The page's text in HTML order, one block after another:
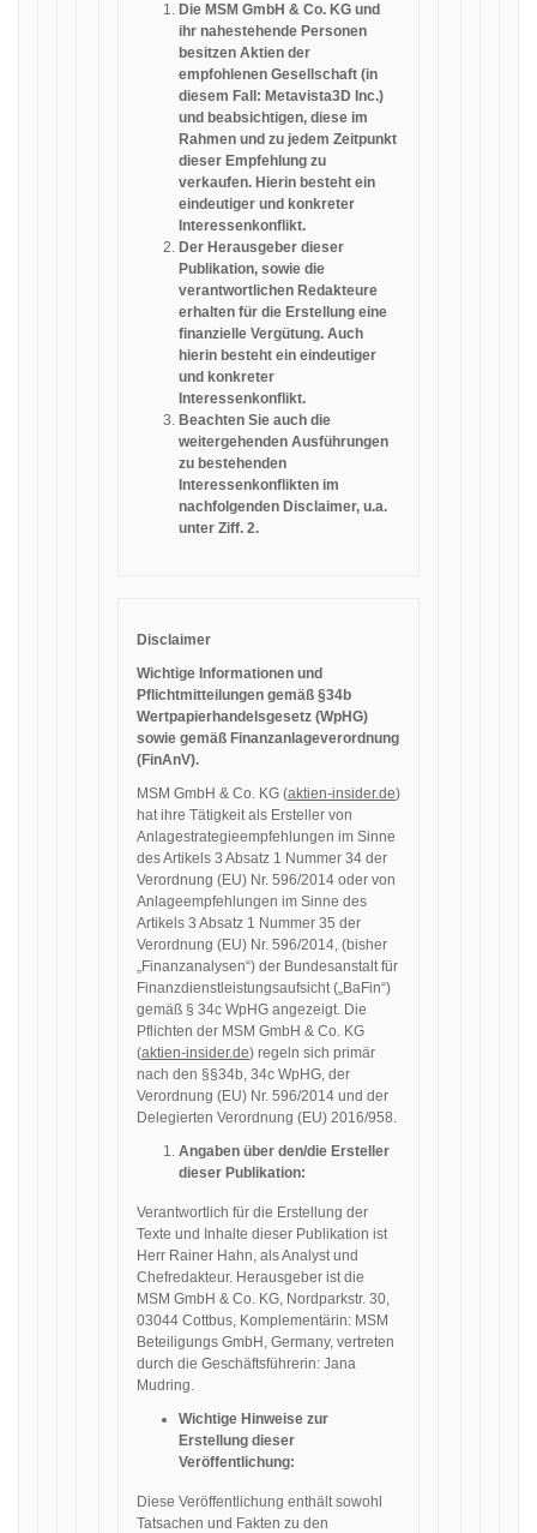
Die MSM GmbH & Co. KG und
ihr nahestehende Personen
besitzen Aktien der
empfohlenen Gesellschaft (in
diesem Fall: Metavista3D Inc.)
und beabsichtigen, diese im
Rahmen und zu jedem Zeitpunkt
dieser Empfehlung zu
verkaufen. Hierin besteht ein
eindeutiger und konkreter
Interessenkonflikt.
Der Herausgeber dieser
Publikation, sowie die
verantwortlichen Redakteure
erhalten für die Erstellung eine
finanzielle Vergütung. Auch
hierin besteht ein eindeutiger
und konkreter
Interessenkonflikt.
Beachten Sie auch die
weitergehenden Ausführungen
zu bestehenden
Interessenkonflikten im
nachfolgenden Disclaimer, u.a.
unter Ziff. 2.
Disclaimer
Wichtige Informationen und
Pflichtmitteilungen gemäß §34b
Wertpapierhandelsgesetz (WpHG)
sowie gemäß Finanzanlageverordnung
(FinAnV).
MSM GmbH & Co. KG (aktien-insider.de)
hat ihre Tätigkeit als Ersteller von
Anlagestrategieempfehlungen im Sinne
des Artikels 3 Absatz 1 Nummer 34 der
Verordnung (EU) Nr. 596/2014 oder von
Anlageempfehlungen im Sinne des
Artikels 3 Absatz 1 Nummer 35 der
Verordnung (EU) Nr. 596/2014, (bisher
„Finanzanalysen“) der Bundesanstalt für
Finanzdienstleistungsaufsicht („BaFin“)
gemäß § 34c WpHG angezeigt. Die
Pflichten der MSM GmbH & Co. KG
(aktien-insider.de) regeln sich primär
nach den §§34b, 34c WpHG, der
Verordnung (EU) Nr. 596/2014 und der
Delegierten Verordnung (EU) 2016/958.
Angaben über den/die Ersteller
dieser Publikation:
Verantwortlich für die Erstellung der
Texte und Inhalte dieser Publikation ist
Herr Rainer Hahn, als Analyst und
Chefredakteur. Herausgeber ist die
MSM GmbH & Co. KG, Nordparkstr. 30,
03044 Cottbus, Komplementärin: MSM
Beteiligungs GmbH, Germany, vertreten
durch die Geschäftsführerin: Jana
Mudring.
Wichtige Hinweise zur
Erstellung dieser
Veröffentlichung:
Diese Veröffentlichung enthält sowohl
Tatsachen und Fakten zu den